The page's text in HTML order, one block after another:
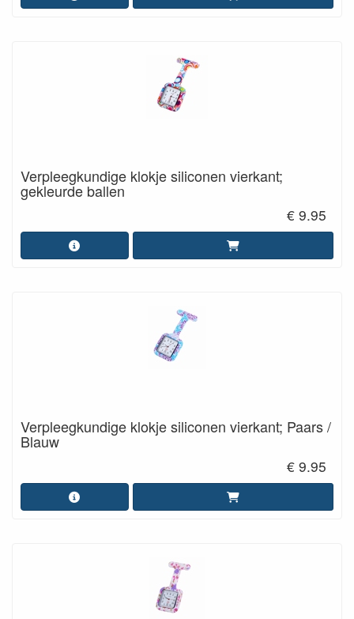
Verpleegkundige klokje siliconen vierkant;
gekleurde ballen
€ 9.95
Verpleegkundige klokje siliconen vierkant; Paars /
Blauw
€ 9.95